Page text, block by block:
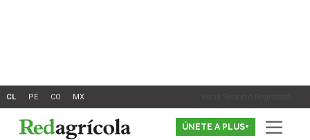
Inicia Sesión o Registrate
ÚNETE A PLUS+